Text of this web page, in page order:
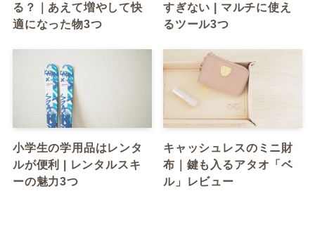
る？｜あえて増やして快
適になった物3つ
すぎない | マルチに使え
るツール3つ
小学生の学用品はレンタ
ルが便利 | レンタルスキ
ーの魅力3つ
キャッシュレスのミニ財
布｜鍵も入るアタオ「ベ
ル」レビュー